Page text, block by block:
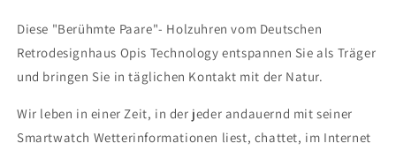
Diese "Berühmte Paare"- Holzuhren vom Deutschen
Retrodesignhaus Opis Technology entspannen Sie als Träger
und bringen Sie in täglichen Kontakt mit der Natur.
Wir leben in einer Zeit, in der jeder andauernd mit seiner
Smartwatch Wetterinformationen liest, chattet, im Internet